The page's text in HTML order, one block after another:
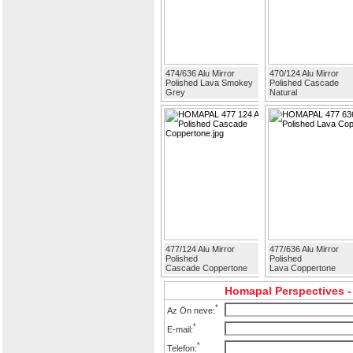
474/636 Alu Mirror
Polished Lava Smokey
Grey
470/124 Alu Mirror
Polished Cascade
Natural
477/124 Alu Mirror
Polished
Cascade Coppertone
477/636 Alu Mirror
Polished
Lava Coppertone
Homapal Perspectives
Az Ön neve:*
E-mail:*
Telefon:*